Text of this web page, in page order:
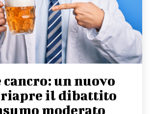
cancro: un nuovo
il dibattito
moderato